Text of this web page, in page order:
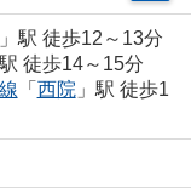
」駅 徒歩12～13分
駅 徒歩14～15分
「 西院 」駅 徒歩1